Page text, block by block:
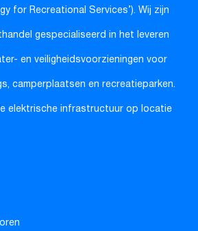
for Recreational Services’). Wij zijn
gespecialiseerd in het leveren
en veiligheidsvoorzieningen voor
camperplaatsen en recreatieparken.
elektrische infrastructuur op locatie